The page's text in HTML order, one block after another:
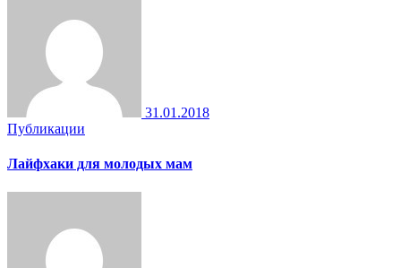
31.01.2018
Публикации
Лайфхаки для молодых мам